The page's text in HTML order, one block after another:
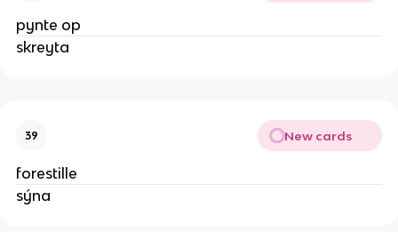
pynte op
skreyta
39 New cards
forestille
sýna